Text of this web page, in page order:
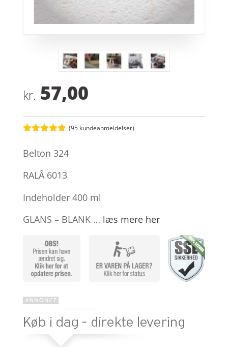
kr. 57,00
ud af 5
kundebedøm
melser
(95 kundeanmeldelser)
Belton 324
RALÂ 6013
Indeholder 400 ml
GLANS – BLANK … læs mere her